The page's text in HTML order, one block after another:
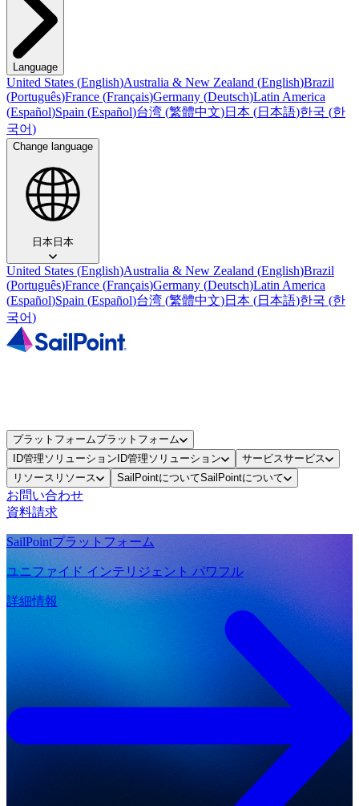
Language
United States (English)Australia & New Zealand (English)Brazil
(Português)France (Français)Germany (Deutsch)Latin America
(Español)Spain (Español)台湾 (繁體中文)日本 (日本語)한국 (한
국어)
Change language
日本日本
United States (English)Australia & New Zealand (English)Brazil
(Português)France (Français)Germany (Deutsch)Latin America
(Español)Spain (Español)台湾 (繁體中文)日本 (日本語)한국 (한
국어)
プラットフォームプラットフォーム
ID管理ソリューション ID管理ソリューション サービスサービス
リソース リソース SailPointについてSailPointについて
お問い合わせ
資料請求
SailPointプラットフォーム
ユニファイド インテリジェント パワフル
詳細情報